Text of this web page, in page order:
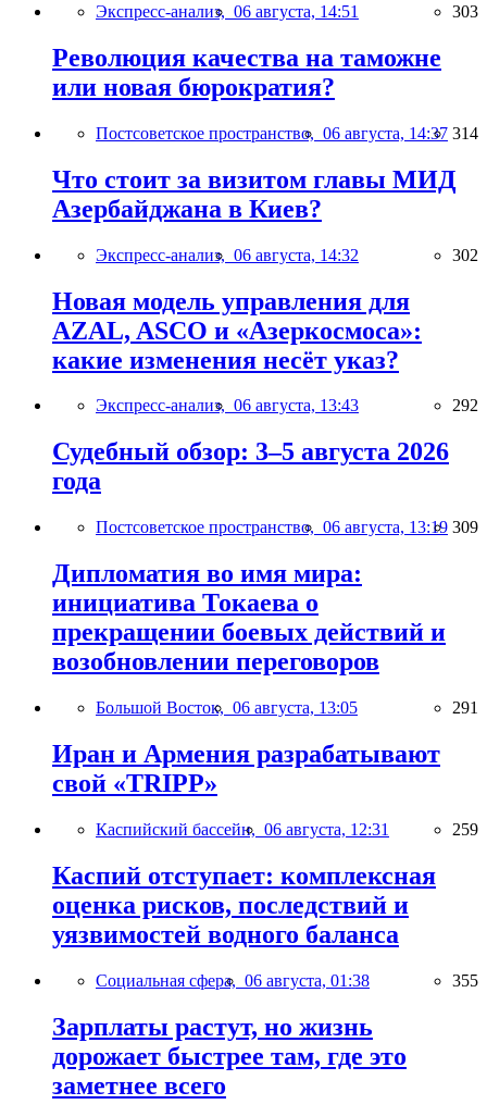
Экспресс-анализ, 06 августа, 14:51 303
Революция качества на таможне
или новая бюрократия?
Постсоветское пространство, 06 августа, 14:37 314
Что стоит за визитом главы МИД
Азербайджана в Киев?
Экспресс-анализ, 06 августа, 14:32 302
Новая модель управления для
AZAL, ASCO и «Азеркосмоса»:
какие изменения несёт указ?
Экспресс-анализ, 06 августа, 13:43 292
Судебный обзор: 3–5 августа 2026
года
Постсоветское пространство, 06 августа, 13:19 309
Дипломатия во имя мира:
инициатива Токаева о
прекращении боевых действий и
возобновлении переговоров
Большой Восток, 06 августа, 13:05 291
Иран и Армения разрабатывают
свой «TRIPP»
Каспийский бассейн, 06 августа, 12:31 259
Каспий отступает: комплексная
оценка рисков, последствий и
уязвимостей водного баланса
Социальная сфера, 06 августа, 01:38 355
Зарплаты растут, но жизнь
дорожает быстрее там, где это
заметнее всего